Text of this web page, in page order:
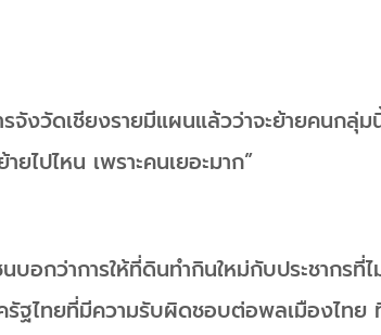
รจังวัดเชียงรายมีแผนแล้วว่าจะย้ายคนก
ไปไหน เพราะคนเยอะมาก”
อกว่าการให้ที่ดินทำกินใหม่กับประชากรที่ไ
ฐไทยที่มีความรับผิดชอบต่อพลเมืองไทย